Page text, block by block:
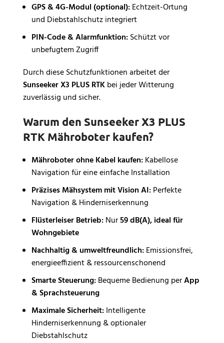
GPS & 4G-Modul (optional):Echtzeit-Ortung
und Diebstahlschutz integriert
PIN-Code & Alarmfunktion:Schützt vor
unbefugtem Zugriff
Durch diese Schutzfunktionen arbeitet der
Sunseeker X3 PLUS RTKbei jeder Witterung
zuverlässig und sicher.
Warum den Sunseeker X3 PLUS
RTK Mähroboter kaufen?
Mähroboter ohne Kabel kaufen:Kabellose
Navigation für eine einfache Installation
Präzises Mähsystem mit Vision AI:Perfekte
Navigation & Hinderniserkennung
Flüsterleiser Betrieb:Nur59 dB(A), ideal für
Wohngebiete
Nachhaltig & umweltfreundlich:Emissionsfrei,
energieeffizient & ressourcenschonend
Smarte Steuerung:Bequeme Bedienung perApp
& Sprachsteuerung
Maximale Sicherheit:Intelligente
Hinderniserkennung & optionaler
Diebstahlschutz